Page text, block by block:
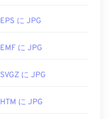
EPS に JPG
EMF に JPG
SVGZ に JPG
HTM に JPG